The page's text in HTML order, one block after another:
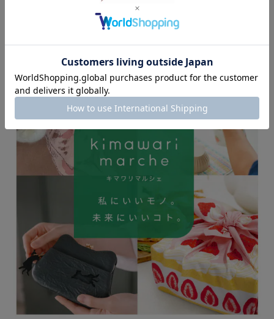
約10％の寄付金が含まれており、お客様の手で簡単な寄付手続きを
していただくシステムとなっています。
寄付金はお客様が選んだ支援先である保護施設へ贈られ、猫の救済
や生活費などに使われます。
【“厳かにネコ”なデザインのチャリティ商品で保護ネコ支援】
「aoneco（アオネコ）」は、「全てのネコが隙だらけに眠れます
ように」がコンセプトの保護ネコプロジェクト。
プロのものづくり集団「waji（ワジ）」 の職人によって、大人向け
でスタイリッシュなプロダクトに仕立てられています。
＊エシカルセレクトショップ「キマワリマルシェ」
人・地域・地球のためになる、未来にいいコトはじめませんか？
「キマワリマルシェ」の特集ページ